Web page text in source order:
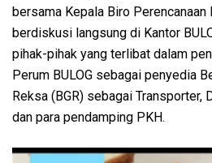
bersama Kepala Biro Perencanaan
berdiskusi langsung di Kantor
pihak-pihak yang terlibat dalam
Perum BULOG sebagai penyedia
Reksa (BGR) sebagai Transporter,
dan para pendamping PKH.